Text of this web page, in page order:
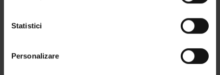
Statistici
Personalizare
Turnați dressingul peste amestecul de legume și